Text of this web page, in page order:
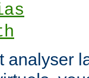
analyser